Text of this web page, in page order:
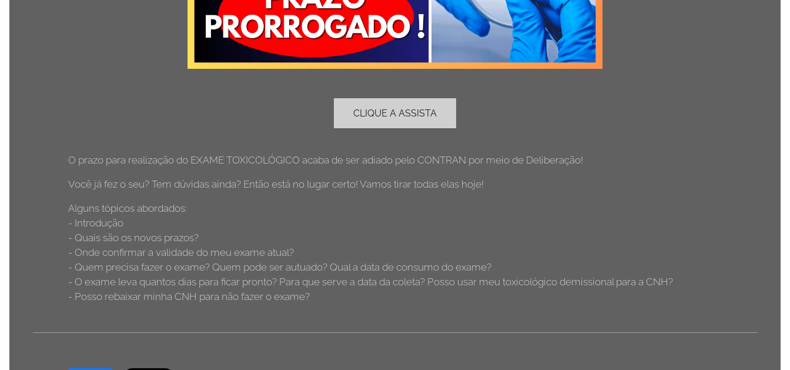
CLIQUE A ASSISTA
O prazo para realização do EXAME TOXICOLÓGICO acaba de ser adiado pelo CONTRAN por meio de Deliberação!
Você já fez o seu? Tem dúvidas ainda? Então está no lugar certo! Vamos tirar todas elas hoje!
Alguns tópicos abordados:
- Introdução
- Quais são os novos prazos?
- Onde confirmar a validade do meu exame atual?
- Quem precisa fazer o exame? Quem pode ser autuado? Qual a data de consumo do exame?
- O exame leva quantos dias para ficar pronto? Para que serve a data da coleta? Posso usar meu toxicológico demissional para a CNH?
- Posso rebaixar minha CNH para não fazer o exame?